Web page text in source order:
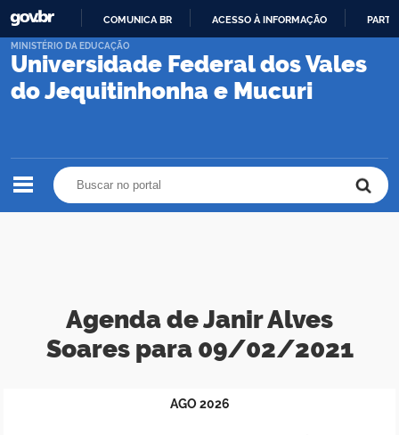
PARA
CONTEÚDO
COMUNICA BR ACESSO À INFORMAÇÃO
Universidade Federal dos Vales
do Jequitinhonha e Mucuri
MINISTÉRIO DA EDUCAÇÃO
Agenda de Janir Alves
Soares para 09/02/2021
AGO 2026